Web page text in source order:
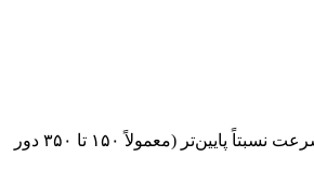
سیستم برس دیسکی، رایج‌ترین و شناخته‌شده‌ترین فناوری در اسکرابرهای صنعتی است. این سیستم از یک یا چند برس دایره‌ای شکل که بر روی یک صفحه افقی با سرعت نسبتاً پایین‌تر (معمولاً ۱۵۰ تا ۳۵۰ دور